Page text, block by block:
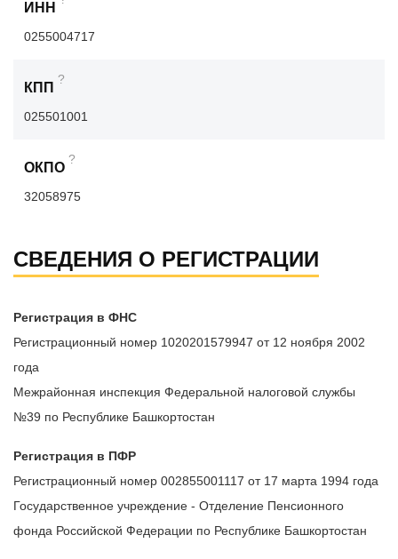
ИНН
0255004717
КПП
?
025501001
ОКПО
?
32058975
СВЕДЕНИЯ О РЕГИСТРАЦИИ
Регистрация в ФНС
Регистрационный номер 1020201579947 от 12 ноября 2002
года
Межрайонная инспекция Федеральной налоговой службы
№39 по Республике Башкортостан
Регистрация в ПФР
Регистрационный номер 002855001117 от 17 марта 1994 года
Государственное учреждение - Отделение Пенсионного
фонда Российской Федерации по Республике Башкортостан